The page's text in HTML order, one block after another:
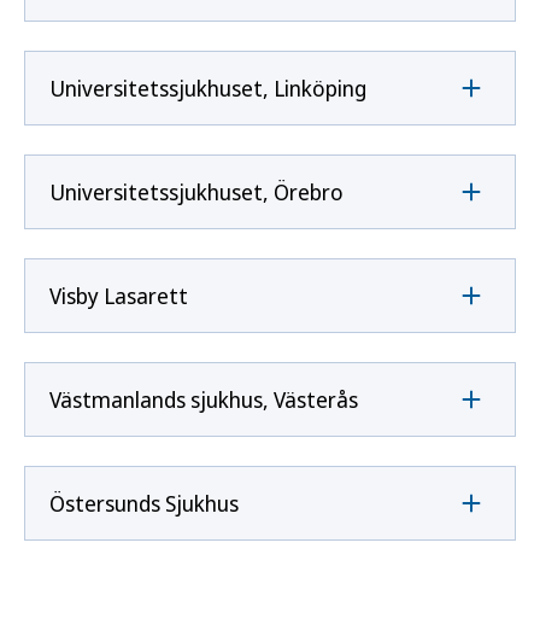
Universitetssjukhuset, Linköping
Universitetssjukhuset, Örebro
Visby Lasarett
Västmanlands sjukhus, Västerås
Östersunds Sjukhus